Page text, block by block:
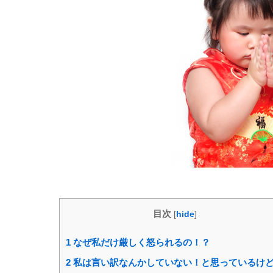
目次 [hide]
1 なぜ私だけ厳しく怒られるの！？
2 私は言い訳なんかしていない！と思っているけ